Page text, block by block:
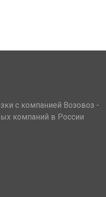
с компанией Возовоз -
компаний в России